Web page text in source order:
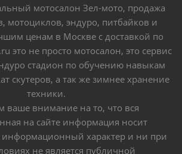
мотосалон Зел-мото, продажа
мотоциклов, эндуро, питбайков и
ценам в Москве с доставкой по
это не просто мотосалон, это сервис
стадион по обучению навыкам
скутеров, а так же зимнее хранение
техники.
ваше внимание на то, что вся
на сайте информация носит
характер и ни при
не является публичной